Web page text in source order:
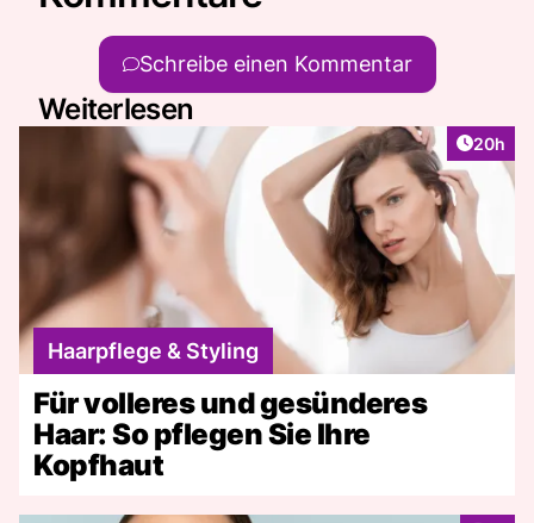
Schreibe einen Kommentar
Weiterlesen
Artikel
20h
Haarpflege & Styling
Für volleres und gesünderes
Haar: So pflegen Sie Ihre
Kopfhaut